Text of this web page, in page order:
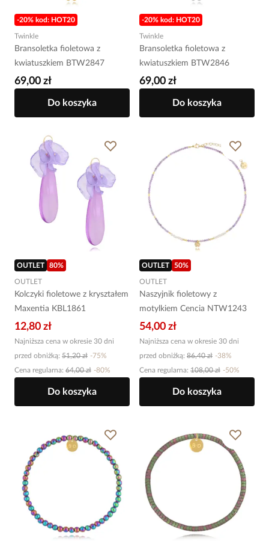
-20% kod: HOT20
Twinkle
Bransoletka fioletowa z
kwiatuszkiem BTW2847
69,00 zł
Do koszyka
-20% kod: HOT20
Twinkle
Bransoletka fioletowa z
kwiatuszkiem BTW2846
69,00 zł
Do koszyka
OUTLET 80%
OUTLET
Kolczyki fioletowe z kryształem
Maxentia KBL1861
12,80 zł
Najniższa cena w okresie 30 dni
przed obniżką: 51,20 zł -75%
Cena regularna: 64,00 zł -80%
Do koszyka
OUTLET 50%
OUTLET
Naszyjnik fioletowy z
motylkiem Cencia NTW1243
54,00 zł
Najniższa cena w okresie 30 dni
przed obniżką: 86,40 zł -38%
Cena regularna: 108,00 zł -50%
Do koszyka